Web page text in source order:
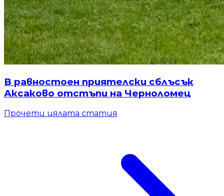
В равностоен приятелски сблъсък
Аксаково отстъпи на Черноломец
Прочети цялата статия